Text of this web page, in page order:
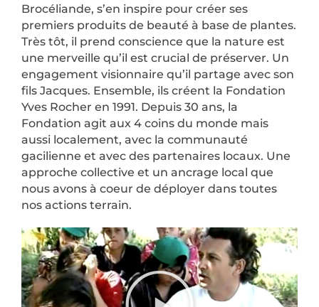
Brocéliande, s’en inspire pour créer ses
premiers produits de beauté à base de plantes.
Très tôt, il prend conscience que la nature est
une merveille qu’il est crucial de préserver. Un
engagement visionnaire qu’il partage avec son
fils Jacques. Ensemble, ils créent la Fondation
Yves Rocher en 1991. Depuis 30 ans, la
Fondation agit aux 4 coins du monde mais
aussi localement, avec la communauté
gacilienne et avec des partenaires locaux. Une
approche collective et un ancrage local que
nous avons à coeur de déployer dans toutes
nos actions terrain.